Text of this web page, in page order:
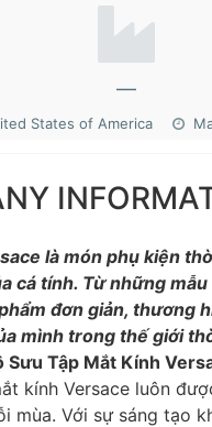
—
States of America
là món phụ kiện
cá tính. Từ những
đơn giản, thương
mình trong thế giới
Sưu Tập Mắt Kính
kính Versace luôn
mùa. Với sự sáng tạo